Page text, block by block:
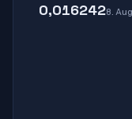
0,0162428.